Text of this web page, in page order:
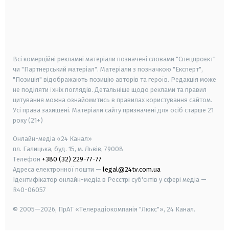
Всі комерційні рекламні матеріали позначені словами "Спецпроєкт"
чи "Партнерський матеріал". Матеріали з позначкою "Експерт",
"Позиція" відображають позицію авторів та героїв. Редакція може
не поділяти їхніх поглядів. Детальніше щодо реклами та правил
цитування можна ознайомитись в правилах користування сайтом.
Усі права захищені. Матеріали сайту призначені для осіб старше 21
року (21+)
Онлайн-медіа «24 Канал»
пл. Галицька, буд. 15, м. Львів, 79008
Телефон +380 (32) 229-77-77
Адреса електронної пошти — legal@24tv.com.ua
Ідентифікатор онлайн-медіа в Реєстрі суб'єктів у сфері медіа —
R40-06057
© 2005—2026, ПрАТ «Телерадіокомпанія "Люкс"», 24 Канал.